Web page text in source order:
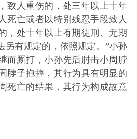
致人重伤的，处三年以上十年
死亡或者以特别残忍手段致人
，处十年以上有期徒刑、无期
另有规定的，依照规定。”小孙
而厮打，小孙先后肘击小周脖
脖子抱摔，其行为具有明显的
死亡的结果，其行为构成故意